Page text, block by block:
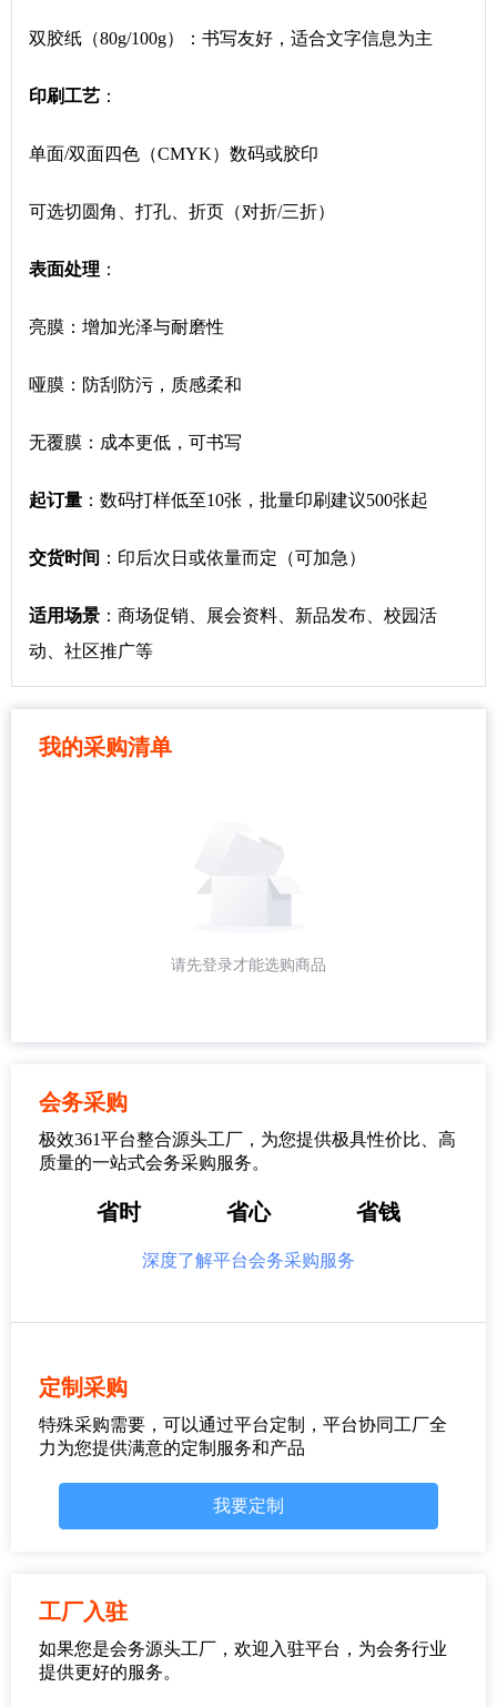
双胶纸（80g/100g）：书写友好，适合文字信息为主
印刷工艺 ：
单面/双面四色（CMYK）数码或胶印
可选切圆角、打孔、折页（对折/三折）
表面处理 ：
亮膜：增加光泽与耐磨性
哑膜：防刮防污，质感柔和
无覆膜：成本更低，可书写
起订量 ：数码打样低至10张，批量印刷建议500张起
交货时间 ：印后次日或依量而定（可加急）
适用场景 ：商场促销、展会资料、新品发布、校园活
动、社区推广等
我的采购清单
请先登录才能选购商品
会务采购
极效361平台整合源头工厂，为您提供极具性价比、高
质量的一站式会务采购服务。
省时 省心 省钱
深度了解平台会务采购服务
定制采购
特殊采购需要，可以通过平台定制，平台协同工厂全
力为您提供满意的定制服务和产品
我要定制
工厂入驻
如果您是会务源头工厂，欢迎入驻平台，为会务行业
提供更好的服务。